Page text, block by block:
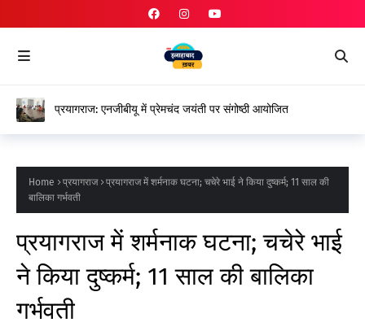
प्रयागराज: एनजीबीयू में प्रेमचंद जयंती पर संगोष्ठी आयोजित
Home प्रयागराज
प्रयागराज में शर्मनाक घटना; चचेरे भाई ने किया दुष्कर्म; 11 साल की
बालिका गर्भवती
प्रयागराज में शर्मनाक घटना; चचेरे भाई
ने किया दुष्कर्म; 11 साल की बालिका
गर्भवती